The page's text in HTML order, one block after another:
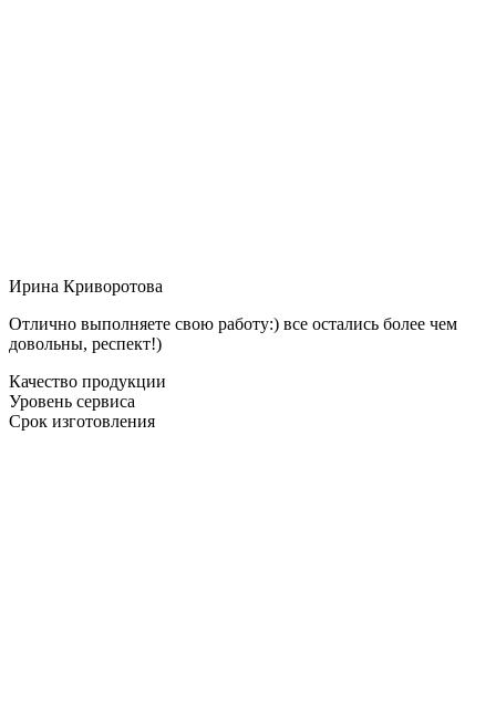
Ирина Криворотова
Отлично выполняете свою работу:) все остались более чем
довольны, респект!)
Качество продукции
Уровень сервиса
Срок изготовления